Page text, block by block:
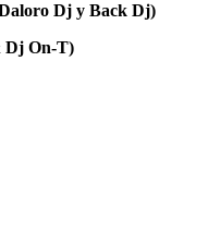
Dj y Back Dj)
Dj On-T)